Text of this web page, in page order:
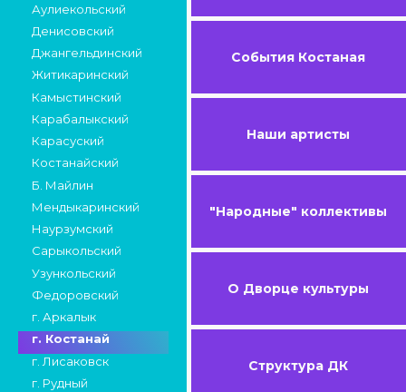
Аулиекольский
Денисовский
Джангельдинский
Житикаринский
Камыстинский
Карабалыкский
Карасуский
Костанайский
Б. Майлин
Мендыкаринский
Наурзумский
Сарыкольский
Узункольский
Федоровский
г. Аркалык
г. Костанай
г. Лисаковск
г. Рудный
События Костаная
Наши артисты
"Народные" коллективы
О Дворце культуры
Структура ДК